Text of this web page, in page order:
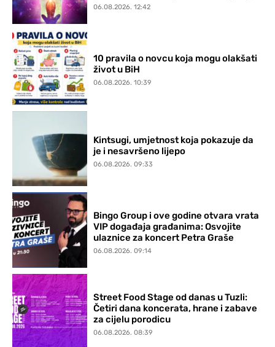
06.08.2026. 12:42
10 pravila o novcu koja mogu olakšati
život u BiH
06.08.2026. 10:39
Kintsugi, umjetnost koja pokazuje da
je i nesavršeno lijepo
06.08.2026. 09:33
Bingo Group i ove godine otvara vrata
VIP događaja građanima: Osvojite
ulaznice za koncert Petra Graše
06.08.2026. 09:14
Street Food Stage od danas u Tuzli:
Četiri dana koncerata, hrane i zabave
za cijelu porodicu
06.08.2026. 08:39